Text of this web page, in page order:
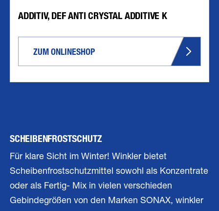
ADDITIV, DEF ANTI CRYSTAL ADDITIVE K
ZUM ONLINESHOP
SCHEIBENFROSTSCHUTZ
Für klare Sicht im Winter! Winkler bietet
Scheibenfrostschutzmittel sowohl als Konzentrate
oder als Fertig- Mix in vielen verschieden
Gebindegrößen von den Marken SONAX, winkler